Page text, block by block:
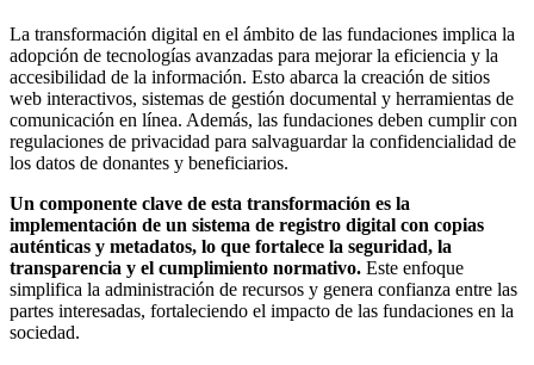
La transformación digital en el ámbito de las fundaciones implica la
adopción de tecnologías avanzadas para mejorar la eficiencia y la
accesibilidad de la información. Esto abarca la creación de sitios
web interactivos, sistemas de gestión documental y herramientas de
comunicación en línea. Además, las fundaciones deben cumplir con
regulaciones de privacidad para salvaguardar la confidencialidad de
los datos de donantes y beneficiarios.
Un componente clave de esta transformación es la
implementación de un sistema de registro digital con copias
auténticas y metadatos, lo que fortalece la seguridad, la
transparencia y el cumplimiento normativo. Este enfoque
simplifica la administración de recursos y genera confianza entre las
partes interesadas, fortaleciendo el impacto de las fundaciones en la
sociedad.